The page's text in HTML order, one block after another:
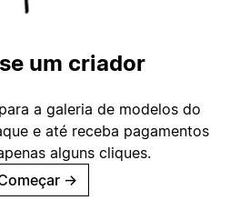
um criador
a galeria de modelos do
e até receba pagamentos
alguns cliques.
→